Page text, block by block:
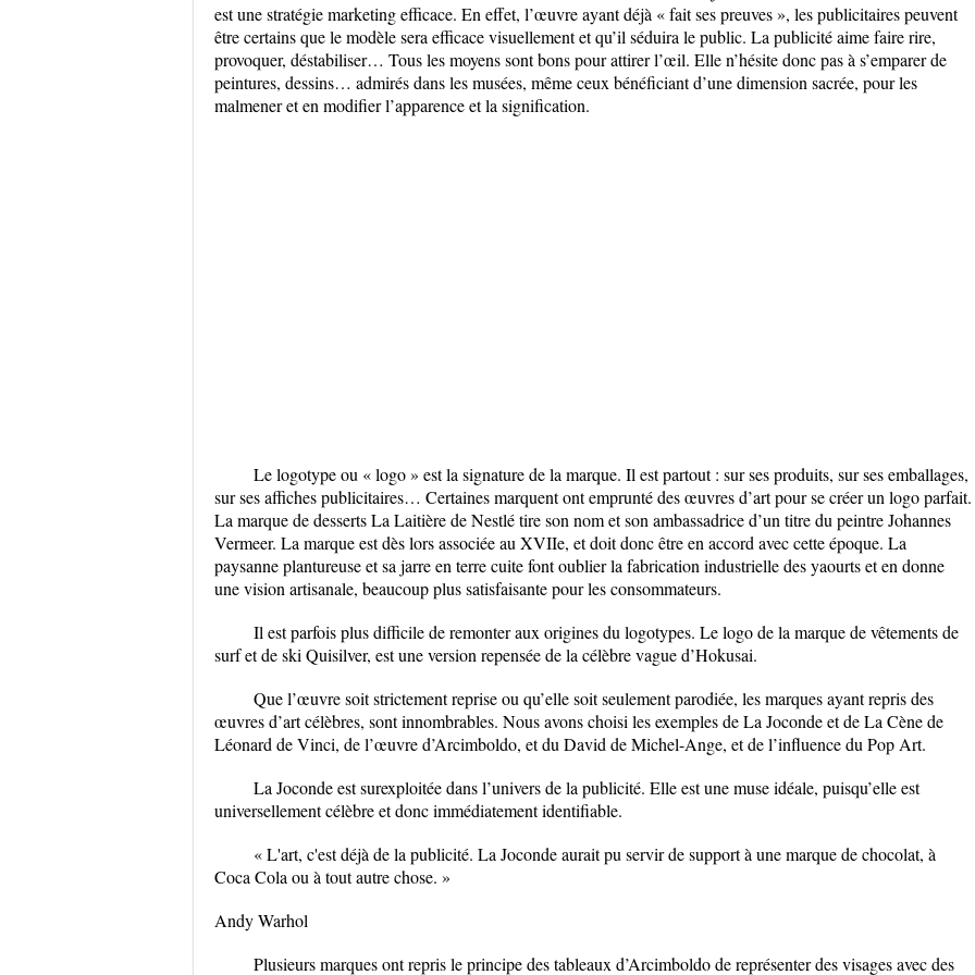
est une stratégie marketing efficace. En effet, l’œuvre ayant déjà « fait ses preuves », les publicitaires peuvent
être certains que le modèle sera efficace visuellement et qu’il séduira le public. La publicité aime faire rire,
provoquer, déstabiliser… Tous les moyens sont bons pour attirer l’œil. Elle n’hésite donc pas à s’emparer de
peintures, dessins… admirés dans les musées, même ceux bénéficiant d’une dimension sacrée, pour les
malmener et en modifier l’apparence et la signification.
Le logotype ou « logo » est la signature de la marque. Il est partout : sur ses produits, sur ses emballages,
sur ses affiches publicitaires… Certaines marquent ont emprunté des œuvres d’art pour se créer un logo parfait.
La marque de desserts La Laitière de Nestlé tire son nom et son ambassadrice d’un titre du peintre Johannes
Vermeer. La marque est dès lors associée au XVIIe, et doit donc être en accord avec cette époque. La
paysanne plantureuse et sa jarre en terre cuite font oublier la fabrication industrielle des yaourts et en donne
une vision artisanale, beaucoup plus satisfaisante pour les consommateurs.
Il est parfois plus difficile de remonter aux origines du logotypes. Le logo de la marque de vêtements de
surf et de ski Quisilver, est une version repensée de la célèbre vague d’Hokusai.
Que l’œuvre soit strictement reprise ou qu’elle soit seulement parodiée, les marques ayant repris des
œuvres d’art célèbres, sont innombrables. Nous avons choisi les exemples de La Joconde et de La Cène de
Léonard de Vinci, de l’œuvre d’Arcimboldo, et du David de Michel-Ange, et de l’influence du Pop Art.
La Joconde est surexploitée dans l’univers de la publicité. Elle est une muse idéale, puisqu’elle est
universellement célèbre et donc immédiatement identifiable.
« L'art, c'est déjà de la publicité. La Joconde aurait pu servir de support à une marque de chocolat, à
Coca Cola ou à tout autre chose. »
Andy Warhol
Plusieurs marques ont repris le principe des tableaux d’Arcimboldo de représenter des visages avec des